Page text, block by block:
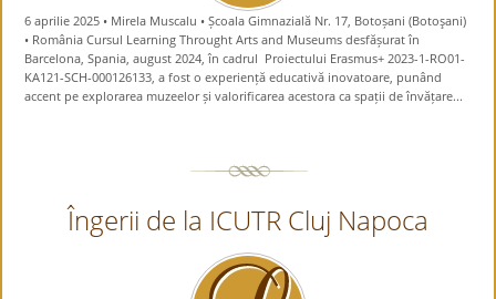
6 aprilie 2025 • Mirela Muscalu • Școala Gimnazială Nr. 17, Botoșani (Botoşani)
• România Cursul Learning Throught Arts and Museums desfășurat în
Barcelona, Spania, august 2024, în cadrul Proiectului Erasmus+ 2023-1-RO01-
KA121-SCH-000126133, a fost o experiență educativă inovatoare, punând
accent pe explorarea muzeelor și valorificarea acestora ca spații de învățare...
Îngerii de la ICUTR Cluj Napoca